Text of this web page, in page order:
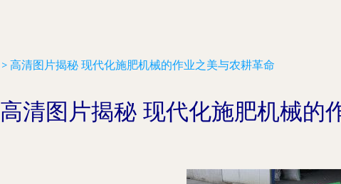
> 高清图片揭秘 现代化施肥机械的作业之美与农耕革命
高清图片揭秘 现代化施肥机械的